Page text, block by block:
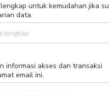
untuk kemudahan jika
data.
informasi akses dan transaksi
email ini.